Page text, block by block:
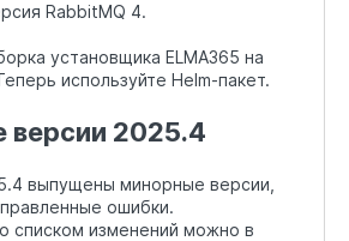
RabbitMQ 4.
установщика ELMA365 на
используйте Helm-пакет.
2025.4
выпущены минорные версии,
ошибки.
списком изменений можно в